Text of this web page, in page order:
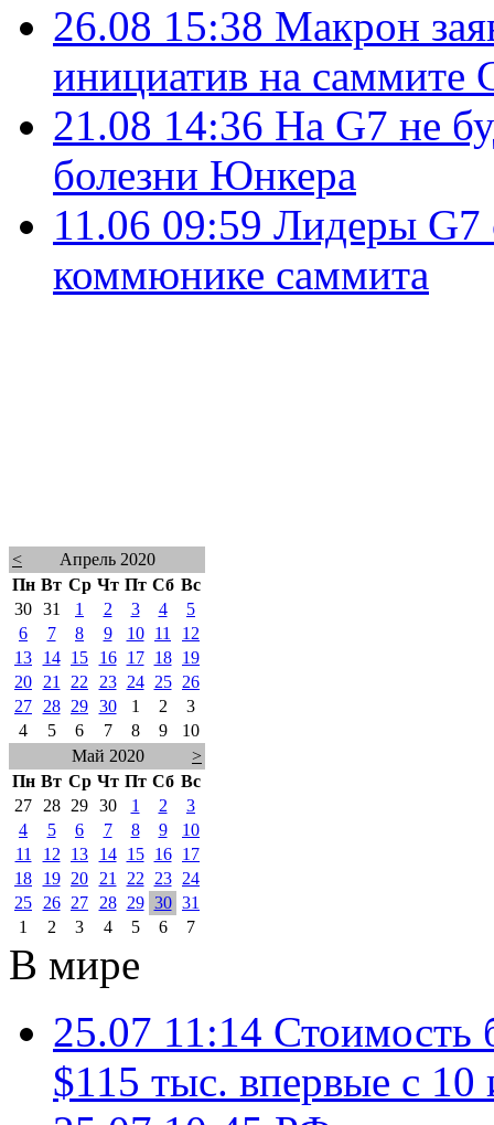
26.08 15:38 Макрон
инициатив на саммите
21.08 14:36 На G7 не
болезни Юнкера
11.06 09:59 Лидеры G7
коммюнике саммита
<
Апрель 2020
Пн Вт Ср Чт Пт Сб Вс
30 31 1 2 3 4
5
6
7 8 9 10 11
12
13
14 15 16 17 18
19
20
21 22 23 24 25
26
27
28 29 30 1 2
3
4
5 6 7 8 9
10
Май 2020
>
Пн Вт Ср Чт Пт Сб Вс
27
28 29 30 1 2
3
4
5 6 7 8 9
10
11
12 13 14 15 16
17
18
19 20 21 22 23
24
25
26 27 28 29 30 31
1
2 3 4 5 6 7
В мире
25.07 11:14 Стоимость
$115 тыс. впервые с 10